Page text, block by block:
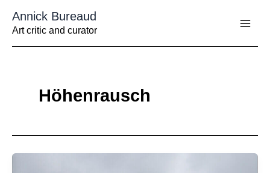
contenu
Annick Bureaud
Art critic and curator
Höhenrausch